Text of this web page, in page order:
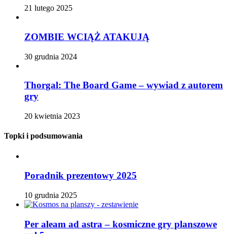
21 lutego 2025
ZOMBIE WCIĄŻ ATAKUJĄ
30 grudnia 2024
Thorgal: The Board Game – wywiad z autorem
gry
20 kwietnia 2023
Topki i podsumowania
Poradnik prezentowy 2025
10 grudnia 2025
Per aleam ad astra – kosmiczne gry planszowe